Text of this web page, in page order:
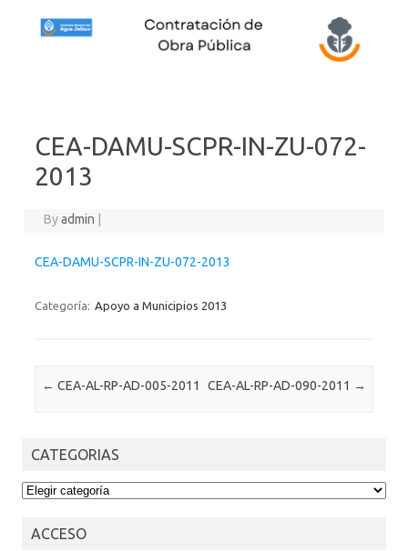
CEA-DAMU-SCPR-IN-ZU-072-
2013
Byadmin
CEA-DAMU-SCPR-IN-ZU-072-2013
Categoría: Apoyo a Municipios 2013
Post navigation
← CEA-AL-RP-AD-005-2011 CEA-AL-RP-AD-090-2011 →
CATEGORIAS
CATEGORIAS
ACCESO